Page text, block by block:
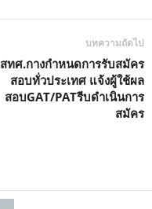
บทความถัดไป
สทศ.กางกำหนดการรับสมัคร
สอบทั่วประเทศ แจ้งผู้ใช้ผล
สอบGAT/PATรีบดำเนินการ
สมัคร